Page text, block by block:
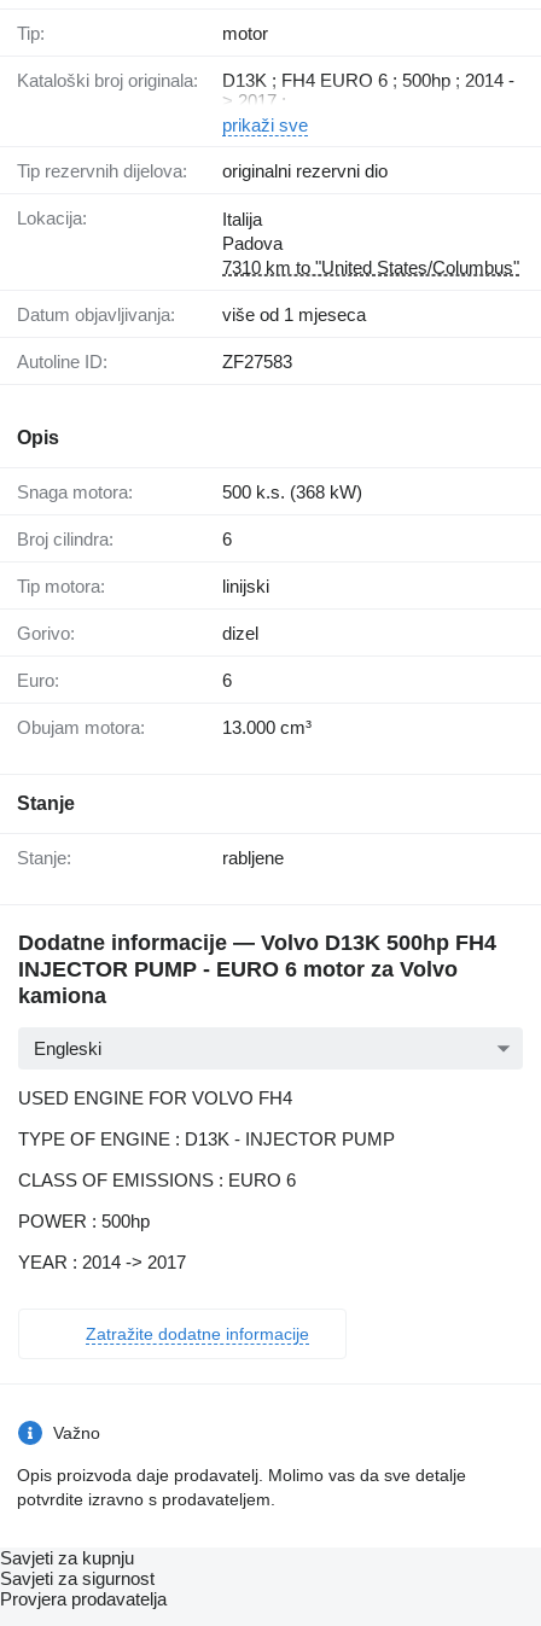
Tip: motor
Kataloški broj originala:
D13K ; FH4 EURO 6 ; 500hp ; 2014 -
> 2017 ;
prikaži sve
Tip rezervnih dijelova: originalni rezervni dio
Lokacija:
Italija
Padova
7310 km to "United States/Columbus"
Datum objavljivanja: više od 1 mjeseca
Autoline ID: ZF27583
Opis
Snaga motora: 500 k.s. (368 kW)
Broj cilindra: 6
Tip motora: linijski
Gorivo: dizel
Euro: 6
Obujam motora: 13.000 cm³
Stanje
Stanje: rabljene
Dodatne informacije — Volvo D13K 500hp FH4
INJECTOR PUMP - EURO 6 motor za Volvo
kamiona
Engleski
USED ENGINE FOR VOLVO FH4
TYPE OF ENGINE : D13K - INJECTOR PUMP
CLASS OF EMISSIONS : EURO 6
POWER : 500hp
YEAR : 2014 -> 2017
Zatražite dodatne informacije
Važno
Opis proizvoda daje prodavatelj. Molimo vas da sve detalje
potvrdite izravno s prodavateljem.
Savjeti za kupnju
Savjeti za sigurnost
Provjera prodavatelja